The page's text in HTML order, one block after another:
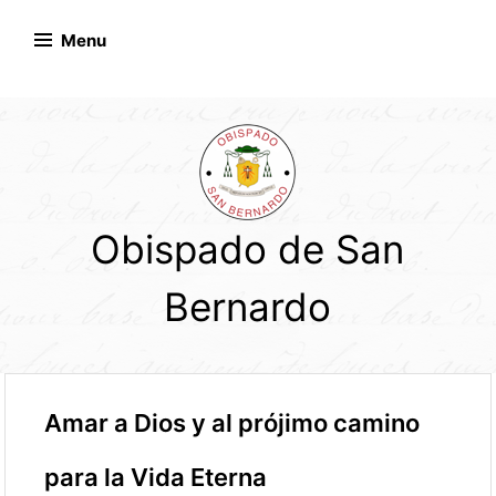
Menu
Obispado de San
Bernardo
Amar a Dios y al prójimo camino
para la Vida Eterna